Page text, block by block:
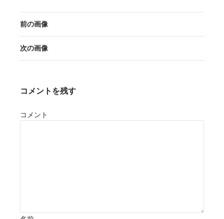
前の画像
次の画像
コメントを残す
コメント